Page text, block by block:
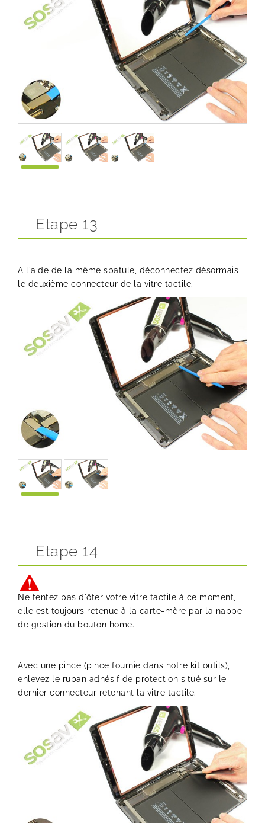
Etape 13
A l'aide de la même spatule, déconnectez désormais
le deuxième connecteur de la vitre tactile.
Etape 14
Ne tentez pas d'ôter votre vitre tactile à ce moment,
elle est toujours retenue à la carte-mère par la nappe
de gestion du bouton home.
Avec une pince (pince fournie dans notre kit outils),
enlevez le ruban adhésif de protection situé sur le
dernier connecteur retenant la vitre tactile.